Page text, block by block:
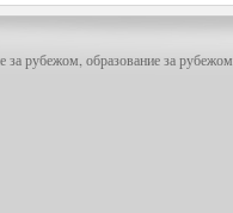
рубежом, образование за